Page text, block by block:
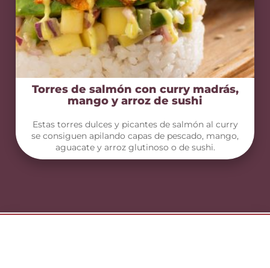
Torres de salmón con curry madrás,
mango y arroz de sushi
Estas torres dulces y picantes de salmón al curry
se consiguen apilando capas de pescado, mango,
aguacate y arroz glutinoso o de sushi.